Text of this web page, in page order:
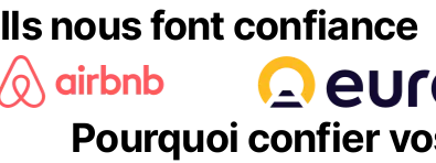
Ils nous font confiance
Pourquoi confier